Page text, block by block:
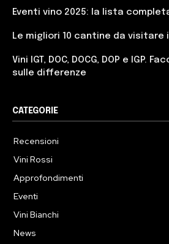
Eventi vino 2025: la lista
Le migliori 10 cantine da visitare
Vini IGT, DOC, DOCG, DOP e IGP.
sulle differenze
CATEGORIE
Recensioni
Vini Rossi
Approfondimenti
Eventi
Vini Bianchi
News